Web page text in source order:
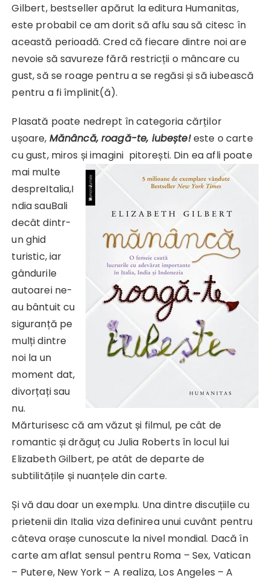
Gilbert, bestseller apărut la editura Humanitas,
este probabil ce am dorit să aflu sau să citesc în
această perioadă. Cred că fiecare dintre noi are
nevoie să savureze fără restricții o mâncare cu
gust, să se roage pentru a se regăsi și să iubească
pentru a fi împlinit(ă).
Plasată poate nedrept în categoria cărților
ușoare, Mănâncă, roagă-te, iubește!este o carte
cu gust, miros și imagini pitorești. Din ea afli poate
mai multe
despreItalia,I
ndia sauBali
decât dintr-
un ghid
turistic, iar
gândurile
autoarei ne-
au bântuit cu
siguranță pe
mulți dintre
noi la un
moment dat,
divorțați sau
nu.
Mărturisesc că am văzut și filmul, pe cât de
romantic și drăguț cu Julia Roberts în locul lui
Elizabeth Gilbert, pe atât de departe de
subtilitățile și nuanțele din carte.
Și vă dau doar un exemplu. Una dintre discuțiile cu
prietenii din Italia viza definirea unui cuvânt pentru
câteva orașe cunoscute la nivel mondial. Dacă în
carte am aflat sensul pentru Roma – Sex, Vatican
– Putere, New York – A realiza, Los Angeles – A